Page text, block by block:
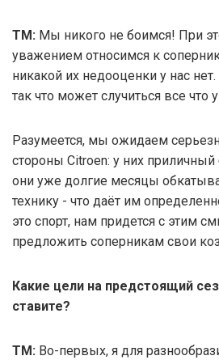
ТМ: Мы никого не боимся! При
уважением относимся к
никакой их недооценки у нас нет.
так что может случиться все что
Разумеется, мы ожидаем
стороны Citroen: у них
они уже долгие месяцы
технику - что даёт им
это спорт, нам придется с этим
предложить соперникам свои
Какие цели на предстоящий
ставите?
ТМ: Во-первых, я для